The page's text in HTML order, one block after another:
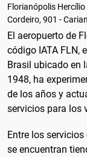
Florianópolis
Cordeiro, 901 -
El aeropuerto de
código IATA FLN,
Brasil ubicado en
1948, ha
de los años y
servicios para los
Entre los
se encuentran